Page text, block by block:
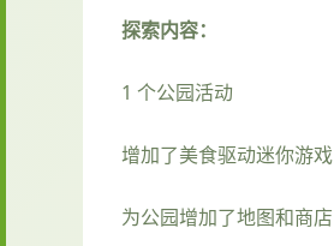
探索内容：
1 个公园活动
增加了美食驱动迷你游戏
为公园增加了地图和商店